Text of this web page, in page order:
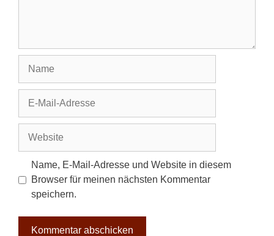
Adresse
Name, E-Mail-Adresse und Website in diesem
Browser für meinen nächsten Kommentar
speichern.